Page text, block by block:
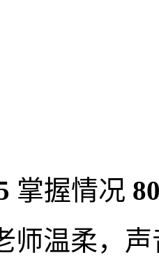
掌握情况
师温柔，